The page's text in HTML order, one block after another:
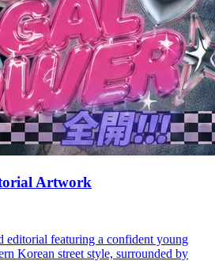
Artwork
featuring a confident young
Korean street style, surrounded by